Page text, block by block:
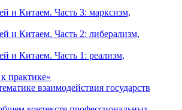
и Китаем. Часть 3: марксизм,
и Китаем. Часть 2: либерализм,
и Китаем. Часть 1: реализм,
практике»
взаимодействия государств